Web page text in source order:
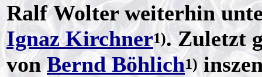
Ralf Wolter weiterhin
Ignaz Kirchner1). Zuletzt
vonBernd Böhlich1)